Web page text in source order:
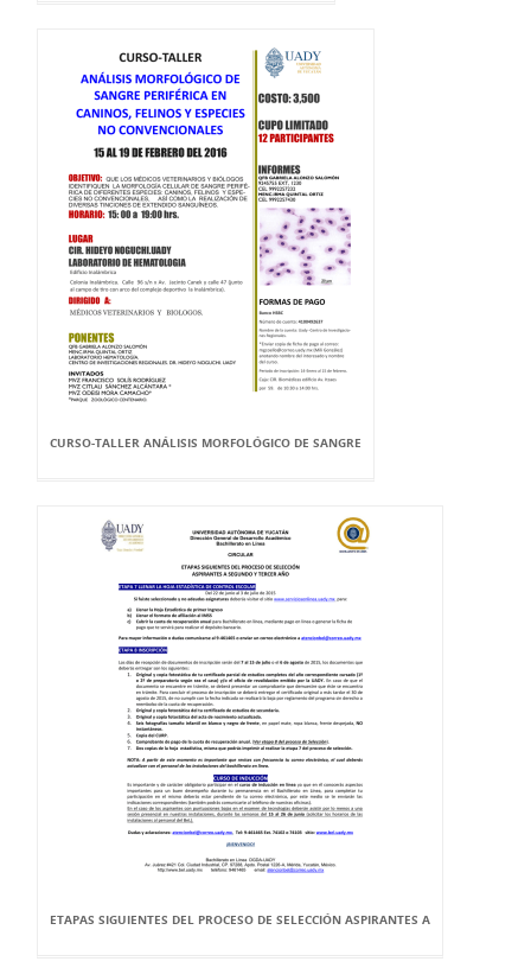
CURSO-TALLER ANÁLISIS MORFOLÓGICO DE SANGRE
ETAPAS SIGUIENTES DEL PROCESO DE SELECCIÓN ASPIRANTES A